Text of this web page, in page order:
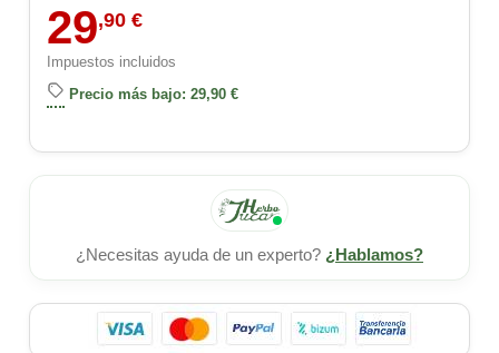
29,90 €
Impuestos incluidos
Precio más bajo: 29,90 €
¿Necesitas ayuda de un experto? ¿Hablamos?